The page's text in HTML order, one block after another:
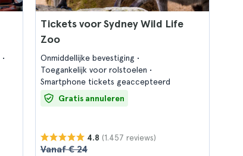
Tickets voor Sydney Wild Life
Zoo
Onmiddellijke bevestiging
Toegankelijk voor rolstoelen
Smartphone tickets geaccepteerd
Gratis annuleren
4.8 (1.457 reviews)
Vanaf € 24